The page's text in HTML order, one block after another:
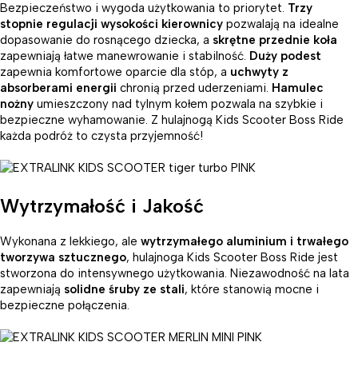
Bezpieczeństwo i wygoda użytkowania to priorytet. Trzy
stopnie regulacji wysokości kierownicy pozwalają na idealne
dopasowanie do rosnącego dziecka, a skrętne przednie koła
zapewniają łatwe manewrowanie i stabilność. Duży podest
zapewnia komfortowe oparcie dla stóp, a uchwyty z
absorberami energii chronią przed uderzeniami. Hamulec
nożny umieszczony nad tylnym kołem pozwala na szybkie i
bezpieczne wyhamowanie. Z hulajnogą Kids Scooter Boss Ride
każda podróż to czysta przyjemność!
Wytrzymałość i Jakość
Wykonana z lekkiego, ale wytrzymałego aluminium i trwałego
tworzywa sztucznego, hulajnoga Kids Scooter Boss Ride jest
stworzona do intensywnego użytkowania. Niezawodność na lata
zapewniają solidne śruby ze stali, które stanowią mocne i
bezpieczne połączenia.